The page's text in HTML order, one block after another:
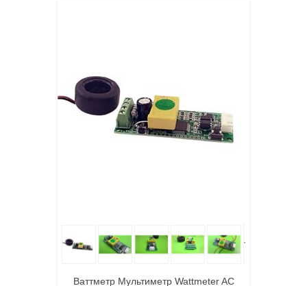
Ваттметр Мультиметр Wattmeter AC